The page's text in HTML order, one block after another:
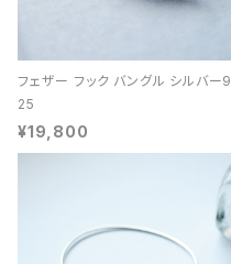
フェザー フック バングル シルバー9
25
¥19,800